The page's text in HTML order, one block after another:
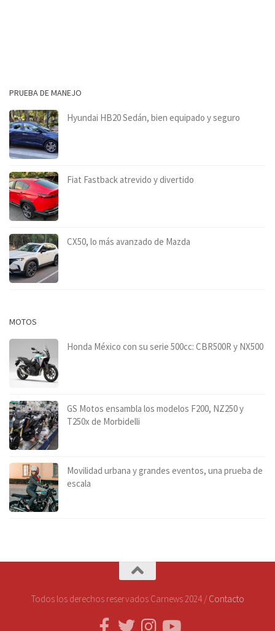
PRUEBA DE MANEJO
Hyundai HB20 Sedán, bien equipado y seguro
Fiat Fastback atrevido y divertido
CX50, lo más avanzado de Mazda
MOTOS
Honda México con su serie 500cc: CBR500R y NX500
GS Motos ensambla los modelos F200, NZ250 y
T250x de Morbidelli
Movilidad urbana y grandes eventos, una prueba de
escala
Todos los derechos reservados Carnews 2024 / Contacto